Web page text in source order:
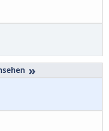
»